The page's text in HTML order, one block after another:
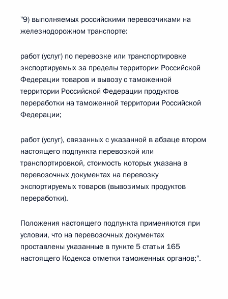
"9) выполняемых российскими перевозчиками на
железнодорожном транспорте:
работ (услуг) по перевозке или транспортировке
экспортируемых за пределы территории Российской
Федерации товаров и вывозу с таможенной
территории Российской Федерации продуктов
переработки на таможенной территории Российской
Федерации;
работ (услуг), связанных с указанной в абзаце втором
настоящего подпункта перевозкой или
транспортировкой, стоимость которых указана в
перевозочных документах на перевозку
экспортируемых товаров (вывозимых продуктов
переработки).
Положения настоящего подпункта применяются при
условии, что на перевозочных документах
проставлены указанные в пункте 5 статьи 165
настоящего Кодекса отметки таможенных органов;".